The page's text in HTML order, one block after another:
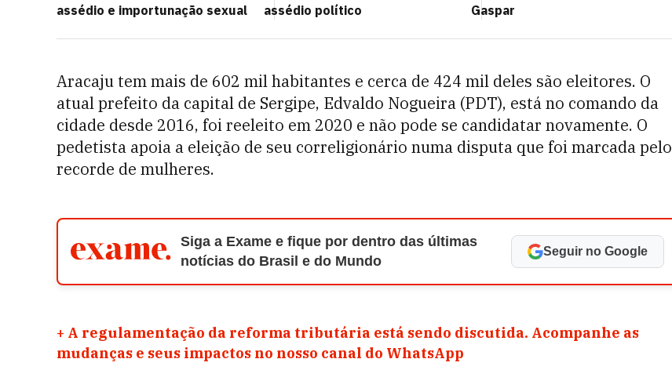
assédio e importunação sexual
assédio político
Gaspar
Aracaju tem mais de 602 mil habitantes e cerca de 424 mil deles são eleitores. O
atual prefeito da capital de Sergipe, Edvaldo Nogueira (PDT), está no comando da
cidade desde 2016, foi reeleito em 2020 e não pode se candidatar novamente. O
pedetista apoia a eleição de seu correligionário numa disputa que foi marcada pelo
recorde de mulheres.
Siga a Exame e fique por dentro das últimas
notícias do Brasil e do Mundo
Seguir no Google
+ A regulamentação da reforma tributária está sendo discutida. Acompanhe as
mudanças e seus impactos no nosso canal do WhatsApp